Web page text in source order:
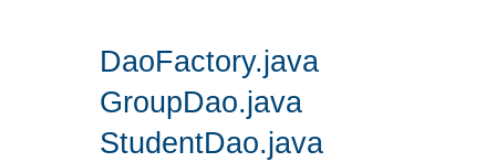
DaoFactory.java
GroupDao.java
StudentDao.java